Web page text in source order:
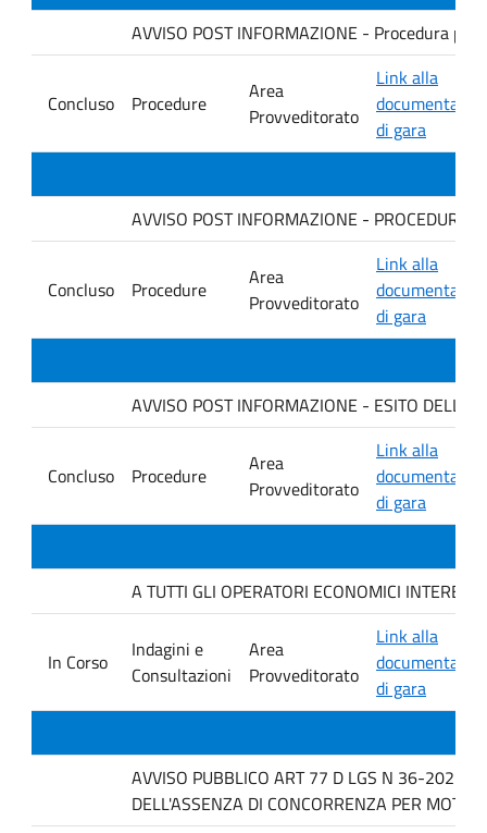
AVVISO POST INFORMAZIONE - Procedura
Concluso Procedure
Area
Provveditorato
Link alla
di gara
AVVISO POST INFORMAZIONE -
Concluso Procedure
Area
Provveditorato
Link alla
di gara
AVVISO POST INFORMAZIONE - ESITO DELLA
Concluso Procedure
Area
Provveditorato
Link alla
di gara
A TUTTI GLI OPERATORI ECONOMICI
In Corso
Indagini e
Consultazioni
Area
Provveditorato
Link alla
di gara
AVVISO PUBBLICO ART 77 D LGS N 36-2023
DELL'ASSENZA DI CONCORRENZA PER